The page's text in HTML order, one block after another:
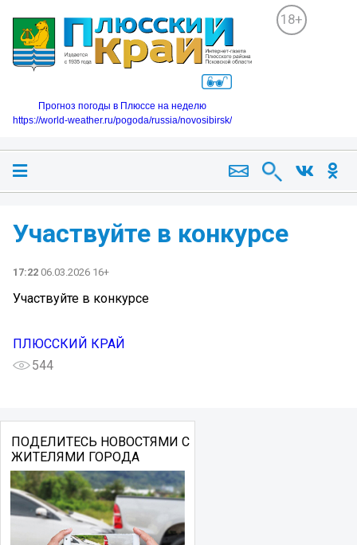
18+
Прогноз погоды в Плюссе на неделю
https://world-weather.ru/pogoda/russia/novosibirsk/
Участвуйте в конкурсе
17:22 06.03.2026 16+
Участвуйте в конкурсе
ПЛЮССКИЙ КРАЙ
544
ПОДЕЛИТЕСЬ НОВОСТЯМИ С
ЖИТЕЛЯМИ ГОРОДА